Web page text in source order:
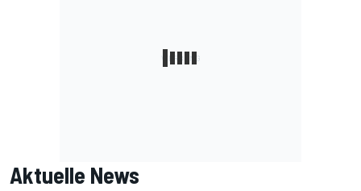
Aktuelle News